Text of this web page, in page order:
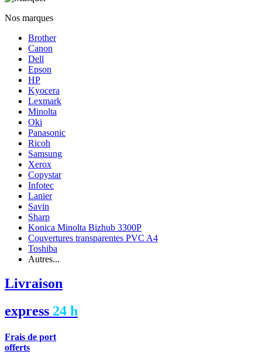
Nos marques
Brother
Canon
Dell
Epson
HP
Kyocera
Lexmark
Minolta
Oki
Panasonic
Ricoh
Samsung
Xerox
Copystar
Infotec
Lanier
Savin
Sharp
Konica Minolta Bizhub 3300P
Couvertures transparentes PVC A4
Toshiba
Autres...
Livraison
express 24 h
Frais de port
offerts